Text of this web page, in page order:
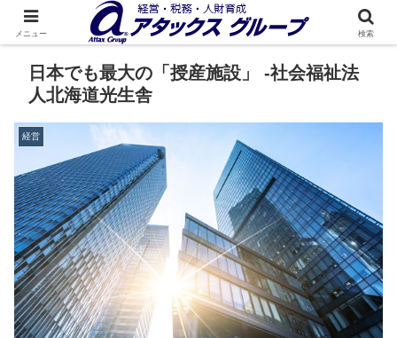
日本でも最大の「授産施設」 -社会福祉法
人北海道光生舎
経営
メニュー 検索